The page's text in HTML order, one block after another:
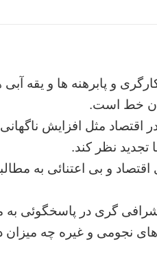
و پابرهنه ها و یقه
خط است.
مثل افزایش
نظر کند.
و بی اعتنائی به
گری در پاسخگوئی به
نجومی و غیره چه میزان